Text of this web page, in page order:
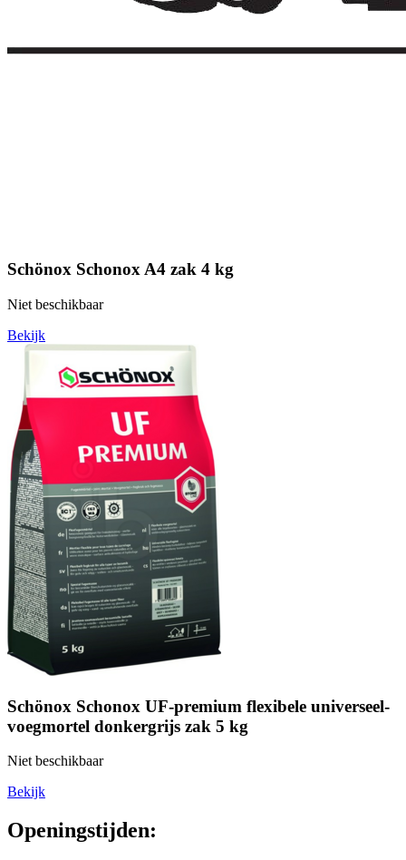
Schönox Schonox A4 zak 4 kg
Niet beschikbaar
Bekijk
Schönox Schonox UF-premium flexibele universeel-
voegmortel donkergrijs zak 5 kg
Niet beschikbaar
Bekijk
Openingstijden: